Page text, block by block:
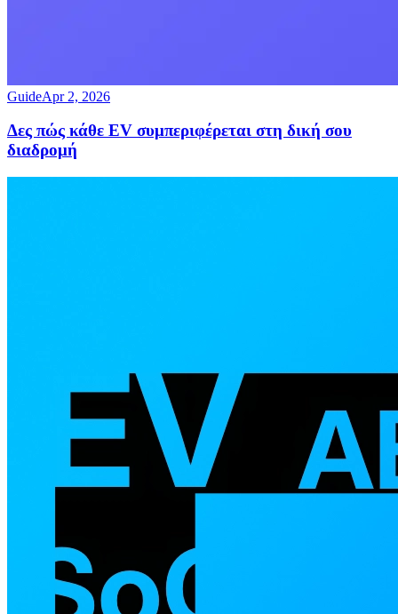
GuideApr 2, 2026
Δες πώς κάθε EV συμπεριφέρεται στη δική σου
διαδρομή